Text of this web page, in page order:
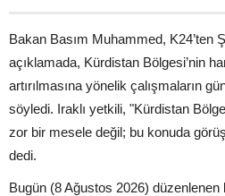
Bakan Basım Muhammed, K24’ten
açıklamada, Kürdistan Bölgesi’nin
artırılmasına yönelik çalışmaların
söyledi. Iraklı yetkili, "Kürdistan
zor bir mesele değil; bu konuda
dedi.
Bugün (8 Ağustos 2026) düzenlenen